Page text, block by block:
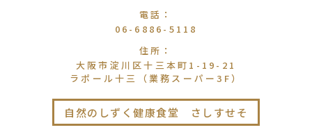
電話 ：
06-6886-5118
住所 ：
大阪市淀川区十三本町1-19-21
ラポール十三（業務スーパー3F）
自然のしずく健康食堂 さしすせそ